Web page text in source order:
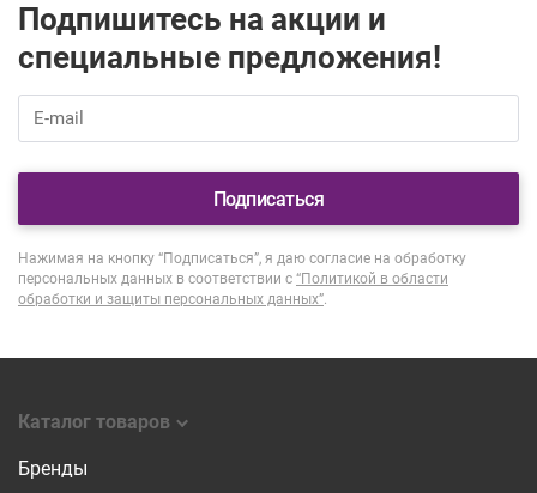
Подпишитесь на акции и
специальные предложения!
Подписаться
Нажимая на кнопку “Подписаться”, я даю согласие на обработку
персональных данных в соответствии с “Политикой в области
обработки и защиты персональных данных”.
Каталог товаров
Бренды